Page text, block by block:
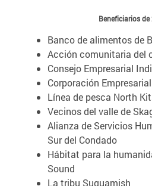
Beneficiarios de
Banco de alimentos de
Acción comunitaria del
Consejo Empresarial
Corporación
Línea de pesca North
Vecinos del valle de
Alianza de Servicios
Sur del Condado
Hábitat para la
Sound
La tribu Suquamish